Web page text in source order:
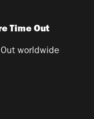
Time Out
Out worldwide